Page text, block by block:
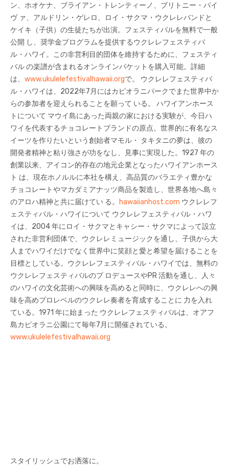
ン、ホオケナ、ブライアン・トレンティーノ、ブリトニー・パイ
ヴ ァ、アルドリン・ゲレロ、ロイ・サクマ・ウクレレバンドと
ケイキ（子供）の生徒たちが出演。フェスティバルを無料で一般
公開 し、奨学金プログラムを提供するウクレレフェスティバ
ル・ハワイ。この非営利目的団体を維持するために、フェスティ
バル の楽譜が含まれるオンラインパケットを購入可能。詳細
は、 www.ukulelefestivalhawaii.orgで。 ウクレレフェスティバ
ル・ハワイは、2022年7月にはカピオラニパークでまた世界中か
らの参加者を迎えられることを願って いる。 ハワイアンホース
トについて マウイ島にあった両親の家における実験が、今日ハ
ワイを代表するチョコレートブランドの原点。世界的に有名なス
イーツを作りたいという創始者マモル・ タキタニの夢は、彼の
開発者精神と粘り強さが功をなし、見事に実現した。1927 年の
創業以来、アイコン的存在の地元企業となったハワイアンホース
ト は、現在ホノルルに本社を構え、高品質のバラエティ豊かな
チョコレートやマカダミアナッツ商品を製造し、世界各地へ島々
のアロハ精神と共に届けてい る。
hawaiianhost.com ウクレレフ
ェスティバル・ハワイについて ウクレレフェスティバル・ハワ
イは、2004 年にロイ・サクマとキャシー・サクマによって設立
された非営利団体で、ウクレレミュージックを通し、子供から大
人までハワイだけでなく世界中に笑顔と愛と希望を届けることを
目標としている。ウクレレフェスティバル・ハワイでは、無料の
ウクレレフェスティバルのプ ロデュースやPR 活動を通し、人々
のハワイの文化芸術への興味を高めると同時に、ウクレレへの興
味を高めプロレベルのウクレレ奏者を育成することに 力を入れ
ている。1971 年に始まった ウクレレフェスティバルは、オアフ
島カピオラニ公園にて毎年7月に開催されている。
www.ukulelefestivalhawaii.org
スタイリッシュでお洒落に。